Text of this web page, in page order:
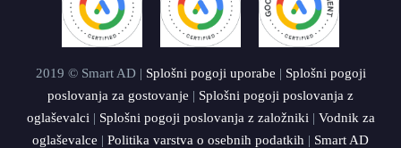
2019 © Smart AD | Splošni pogoji uporabe | Splošni pogoji
poslovanja za gostovanje | Splošni pogoji poslovanja z
oglaševalci | Splošni pogoji poslovanja z založniki | Vodnik za
oglaševalce | Politika varstva o osebnih podatkih | Smart AD